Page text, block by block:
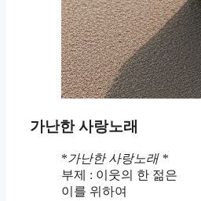
가난한 사랑노래
*가난한 사랑노래 *
부제 : 이웃의 한 젊은
이를 위하여